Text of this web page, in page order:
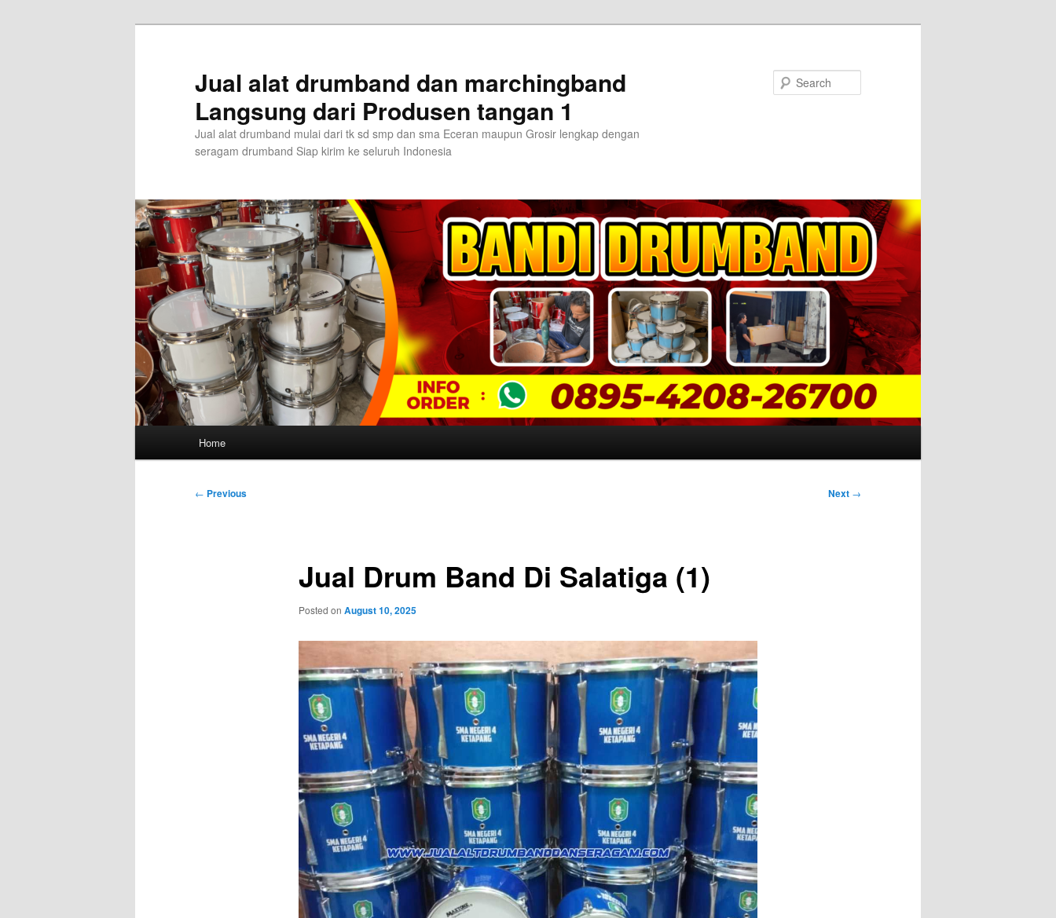
Jual alat drumband dan marchingband
Langsung dari Produsen tangan 1
Jual alat drumband mulai dari tk sd smp dan sma Eceran maupun Grosir lengkap dengan
seragam drumband Siap kirim ke seluruh Indonesia
Home
Post
← Previous Next →
Jual Drum Band Di Salatiga (1)
Posted on August 10, 2025